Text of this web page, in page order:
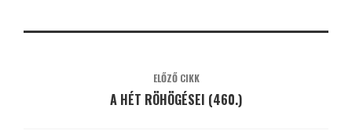
ELŐZŐ CIKK
A HÉT RÖHÖGÉSEI (460.)